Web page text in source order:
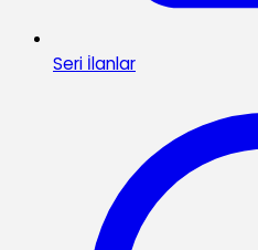
Seri İlanlar